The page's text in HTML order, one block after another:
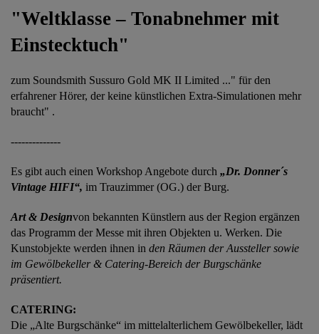
"Weltklasse – Tonabnehmer mit
Einstecktuch"
zum Soundsmith Sussuro Gold MK II Limited ..." für den
erfahrener Hörer, der keine künstlichen Extra-Simulationen mehr
braucht" .
--------------
Es gibt auch einen Workshop Angebote durch „Dr. Donner´s
Vintage HIFI“, im Trauzimmer (OG.) der Burg.
Art & Designvon bekannten Künstlern aus der Region ergänzen
das Programm der Messe mit ihren Objekten u. Werken. Die
Kunstobjekte werden ihnen in den Räumen der Aussteller sowie
im Gewölbekeller & Catering-Bereich der Burgschänke
präsentiert.
CATERING:
Die „Alte Burgschänke“ im mittelalterlichem Gewölbekeller, lädt